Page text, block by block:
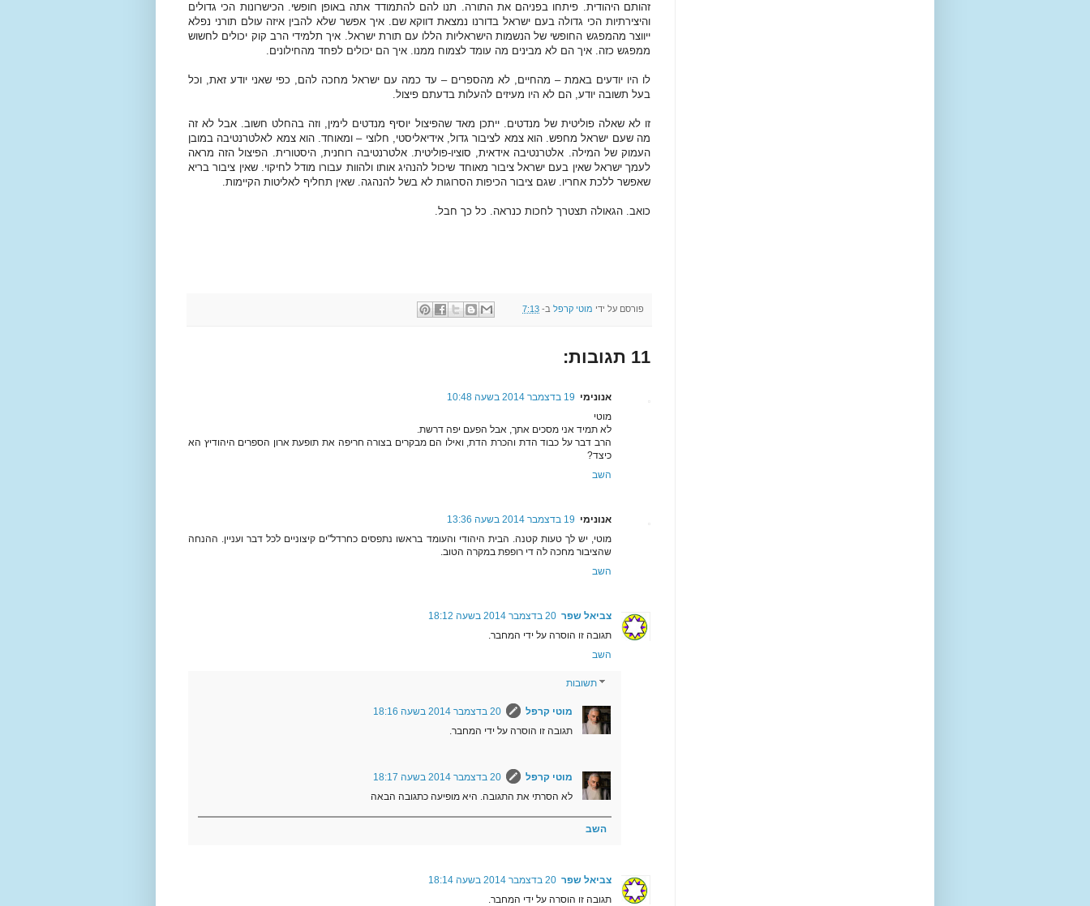
זהותם היהודית. פיתחו בפניהם את התורה. תנו להם להתמודד אתה באופן חופשי. הכישרונות הכי גדולים
והיצירתיות הכי גדולה בעם ישראל בדורנו נמצאת דווקא שם. איך אפשר שלא להבין איזה עולם תורני נפלא
ייווצר מהמפגש החופשי של הנשמות הישראליות הללו עם תורת ישראל. איך תלמידי הרב קוק יכולים לחשוש
ממפגש כזה. איך הם לא מבינים מה עומד לצמוח ממנו. איך הם יכולים לפחד מהחילונים.
לו היו יודעים באמת – מהחיים, לא מהספרים – עד כמה עם ישראל מחכה להם, כפי שאני יודע זאת, וכל
בעל תשובה יודע, הם לא היו מעיזים להעלות בדעתם פיצול.
זו לא שאלה פוליטית של מנדטים. ייתכן מאד שהפיצול יוסיף מנדטים לימין, וזה בהחלט חשוב. אבל לא זה
מה שעם ישראל מחפש. הוא צמא לציבור גדול, אידיאליסטי, חלוצי – ומאוחד. הוא צמא לאלטרנטיבה במובן
העמוק של המילה. אלטרנטיבה אידאית, סוציו-פוליטית. אלטרנטיבה רוחנית, היסטורית. הפיצול הזה מראה
לעמך ישראל שאין בעם ישראל ציבור מאוחד שיכול להנהיג אותו ולהוות עבורו מודל לחיקוי. שאין ציבור בריא
שאפשר ללכת אחריו. שגם ציבור הכיפות הסרוגות לא בשל להנהגה. שאין תחליף לאליטות הקיימות.
כואב. הגאולה תצטרך לחכות כנראה. כל כך חבל.
פורסם על ידי מוטי קרפל ב- 7:13
11 תגובות:
אנונימי 19 בדצמבר 2014 בשעה 10:48
מוטי
לא תמיד אני מסכים אתך, אבל הפעם יפה דרשת.
הרב דבר על כבוד הדת והכרת הדת, ואילו הם מבקרים בצורה חריפה את תופעת ארון הספרים היהודיץ הא
כיצד?
השב
אנונימי 19 בדצמבר 2014 בשעה 13:36
מוטי, יש לך טעות קטנה. הבית היהודי והעומד בראשו נתפסים כחרדל"ים קיצוניים לכל דבר ועניין. ההנחה
שהציבור מחכה לה די רופפת במקרה הטוב.
השב
צביאל שפר 20 בדצמבר 2014 בשעה 18:12
תגובה זו הוסרה על ידי המחבר.
השב
תשובות
מוטי קרפל
20 בדצמבר 2014 בשעה 18:16
תגובה זו הוסרה על ידי המחבר.
מוטי קרפל
20 בדצמבר 2014 בשעה 18:17
לא הסרתי את התגובה. היא מופיעה כתגובה הבאה
השב
צביאל שפר 20 בדצמבר 2014 בשעה 18:14
תגובה זו הוסרה על ידי המחבר.